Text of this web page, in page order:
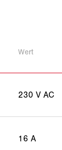
Wert
230 V AC
16 A